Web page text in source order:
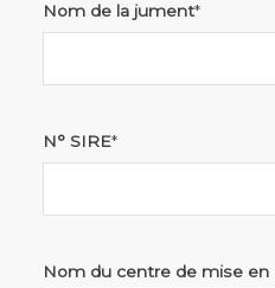
Nom de la jument*
N° SIRE*
Nom du centre de mise en